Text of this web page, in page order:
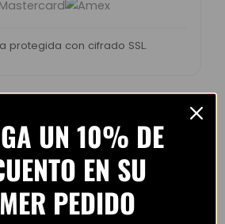
protegida con cifrado SSL.
de clientes –
4.8 / 5 basado en1.240
UN 10% DE
EN SU
PEDIDO